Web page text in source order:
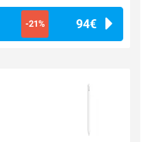
-21% 94€